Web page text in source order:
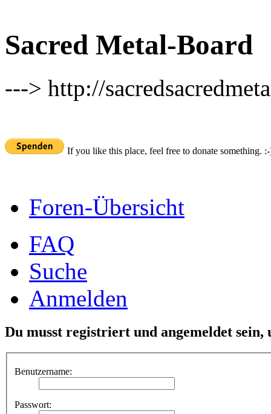
Sacred Metal-Board
---> http://
If you like this place, feel free to donate something.
Foren-Übersicht
FAQ
Suche
Anmelden
Du musst registriert und angemeldet
Benutzername:
Passwort: